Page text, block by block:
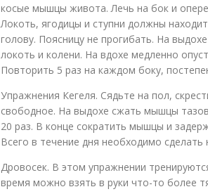
косые мышцы живота. Лечь на бок и
Локоть, ягодицы и ступни должны
голову. Поясницу не прогибать. На
локоть и колени. На вдохе медленно
Повторить 5 раз на каждом боку,
Упражнения Кегеля. Сядьте на пол,
свободное. На выдохе сжать мышцы
20 раз. В конце сократить мышцы и
Всего в течение дня необходимо
Дровосек. В этом упражнении
время можно взять в руки что-то более